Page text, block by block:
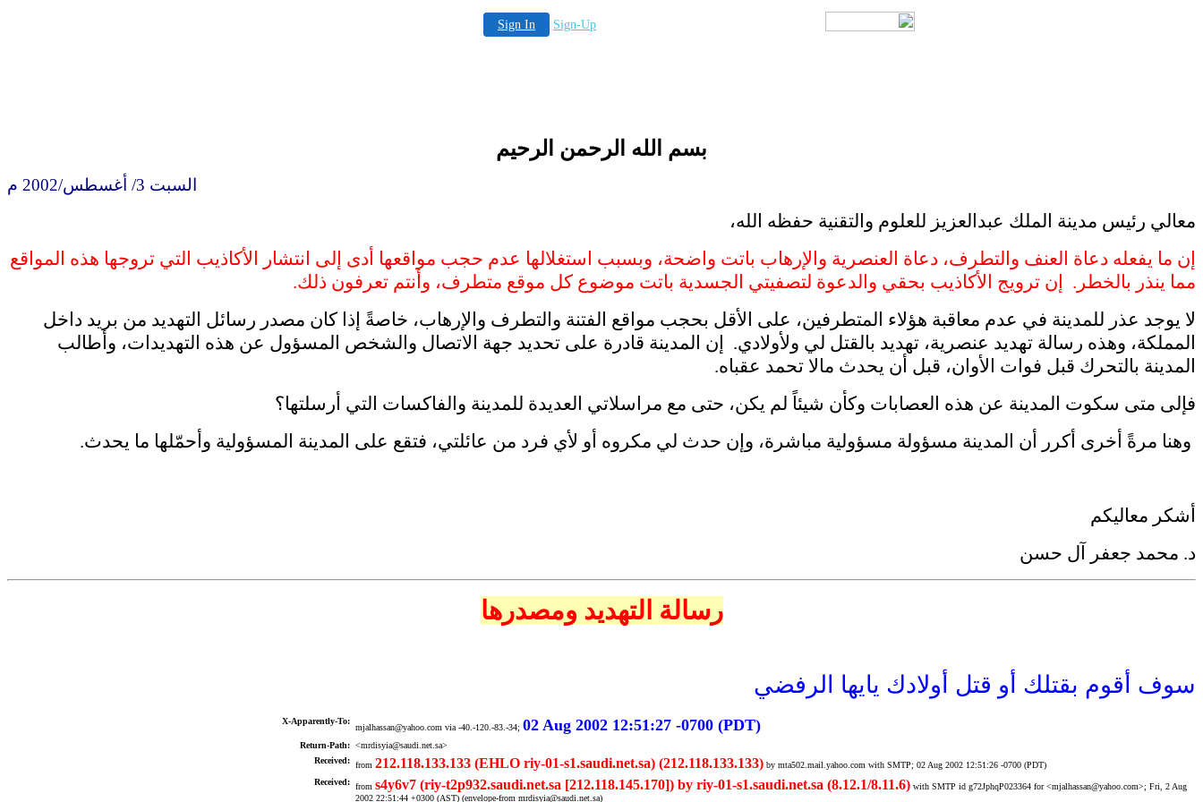
Sign In Sign-Up
بسم الله الرحمن الرحيم
السبت 3/ أغسطس/2002 م
معالي رئيس مدينة الملك عبدالعزيز للعلوم والتقنية حفظه الله،
إن ما يفعله دعاة العنف والتطرف، دعاة العنصرية والإرهاب باتت واضحة، وبسبب استغلالها عدم حجب مواقعها أدى إلى انتشار الأكاذيب التي تروجها هذه المواقع
مما ينذر بالخطر. إن ترويج الأكاذيب بحقي والدعوة لتصفيتي الجسدية باتت موضوع كل موقع متطرف، وأنتم تعرفون ذلك.
لا يوجد عذر للمدينة في عدم معاقبة هؤلاء المتطرفين، على الأقل بحجب مواقع الفتنة والتطرف والإرهاب، خاصةً إذا كان مصدر رسائل التهديد من بريد داخل
المملكة، وهذه رسالة تهديد عنصرية، تهديد بالقتل لي ولأولادي. إن المدينة قادرة على تحديد جهة الاتصال والشخص المسؤول عن هذه التهديدات، وأطالب
المدينة بالتحرك قبل فوات الأوان، قبل أن يحدث مالا تحمد عقباه.
فإلى متى سكوت المدينة عن هذه العصابات وكأن شيئاً لم يكن، حتى مع مراسلاتي العديدة للمدينة والفاكسات التي أرسلتها؟
وهنا مرةً أخرى أكرر أن المدينة مسؤولة مسؤولية مباشرة، وإن حدث لي مكروه أو لأي فرد من عائلتي، فتقع على المدينة المسؤولية وأحمّلها ما يحدث.
أشكر معاليكم
د. محمد جعفر آل حسن
رسالة التهديد ومصدرها
سوف أقوم بقتلك أو قتل أولادك يايها الرفضي
X-Apparently-To:
mjalhassan@yahoo.com via -40.-120.-83.-34; 02 Aug 2002 12:51:27 -0700 (PDT)
Return-Path: <mrdisyia@saudi.net.sa>
Received: from 212.118.133.133 (EHLO riy-01-s1.saudi.net.sa) (212.118.133.133) by mta502.mail.yahoo.com with SMTP; 02 Aug 2002 12:51:26 -0700 (PDT)
Received: from s4y6v7 (riy-t2p932.saudi.net.sa [212.118.145.170]) by riy-01-s1.saudi.net.sa (8.12.1/8.11.6) with SMTP id g72JphqP023364 for <mjalhassan@yahoo.com>; Fri, 2 Aug
2002 22:51:44 +0300 (AST) (envelope-from mrdisyia@saudi.net.sa)